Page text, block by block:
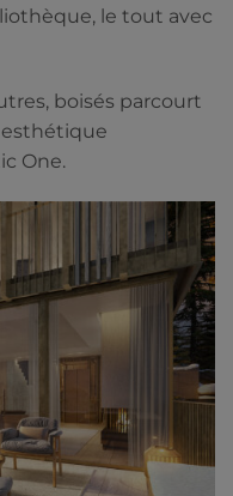
le tout avec
boisés parcourt
esthétique
One.